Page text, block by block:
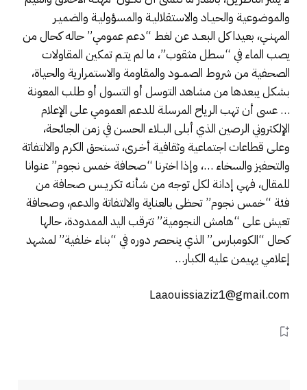
والموضوعية والحيـاد والاستقلاليـة والمسؤوليـة والضميـر
المهنـي، بعيدا كل البعــد عن لغط “دعم عمومي” حاله كحال من
يصب الماء في “سطل مثقوب”، ما لم يتـم تمكين المقاولات
الصحفية من شروط الصمــود والمقاومة والاستمرارية والحياة،
بشكل يبعدها من مشاهد التوسل أو التسول أو طلب المعونة
… عسى أن تهب الرياح المرسلة للدعم العمومي على الإعلام
الإلكتروني الرصين الذي أبلى البــلاء الحسن في زمن الجائحة،
وعلى قطاعات اجتماعية وثقافية أخـرى، تستحق الكرم والالتفاتة
والتحفيز والسخاء …، وإذا اخترنا “صحافة خمس نجوم” عنوانا
للمقال، فهي إدانة لكل توجه من شأنه تكريــس صحافة من
فئة “خمس نجوم” تحظى بالعناية والالتفاتة والدعم، وصحافة
تعيش على “هامش النجومية” تترقب اليد الممدودة، حالها
كحال “الكومبارس” الذي ينحصر دوره في “بناء خلفية” لمشهد
إعلامي يهيمن عليه الكبار…
Laaouissiaziz1@gmail.com